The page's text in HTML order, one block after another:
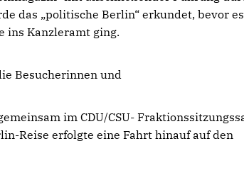
das „politische Berlin“ erkundet, bevor
ins Kanzleramt ging.
Besucherinnen und
im CDU/CSU-
Reise erfolgte eine Fahrt hinauf auf den